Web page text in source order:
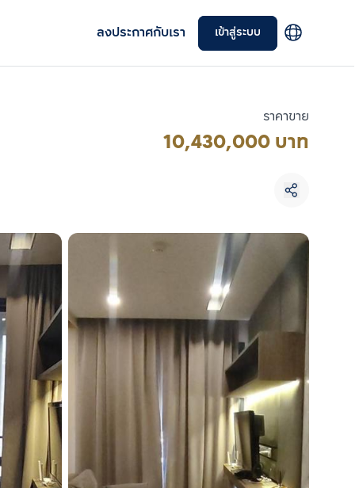
ลงประกาศกับเรา เข้าสู่ระบบ
ราคาขาย
10,430,000 บาท
เลือกยูนิตเพื่อเปรียบเทียบ
เลือกได้สูงสุด 3 รายการ
ลบทั้งหมด